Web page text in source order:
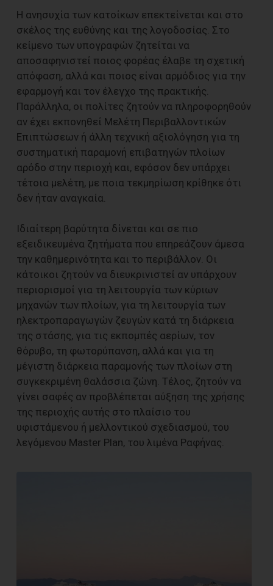
Η ανησυχία των κατοίκων επεκτείνεται και στο
σκέλος της ευθύνης και της λογοδοσίας. Στο
κείμενο των υπογραφών ζητείται να
αποσαφηνιστεί ποιος φορέας έλαβε τη σχετική
απόφαση, αλλά και ποιος είναι αρμόδιος για την
εφαρμογή και τον έλεγχο της πρακτικής.
Παράλληλα, οι πολίτες ζητούν να πληροφορηθούν
αν έχει εκπονηθεί Μελέτη Περιβαλλοντικών
Επιπτώσεων ή άλλη τεχνική αξιολόγηση για τη
συστηματική παραμονή επιβατηγών πλοίων
αρόδο στην περιοχή και, εφόσον δεν υπάρχει
τέτοια μελέτη, με ποια τεκμηρίωση κρίθηκε ότι
δεν ήταν αναγκαία.
Ιδιαίτερη βαρύτητα δίνεται και σε πιο
εξειδικευμένα ζητήματα που επηρεάζουν άμεσα
την καθημερινότητα και το περιβάλλον. Οι
κάτοικοι ζητούν να διευκρινιστεί αν υπάρχουν
περιορισμοί για τη λειτουργία των κύριων
μηχανών των πλοίων, για τη λειτουργία των
ηλεκτροπαραγωγών ζευγών κατά τη διάρκεια
της στάσης, για τις εκπομπές αερίων, τον
θόρυβο, τη φωτορύπανση, αλλά και για τη
μέγιστη διάρκεια παραμονής των πλοίων στη
συγκεκριμένη θαλάσσια ζώνη. Τέλος, ζητούν να
γίνει σαφές αν προβλέπεται αύξηση της χρήσης
της περιοχής αυτής στο πλαίσιο του
υφιστάμενου ή μελλοντικού σχεδιασμού, του
λεγόμενου Master Plan, του λιμένα Ραφήνας.